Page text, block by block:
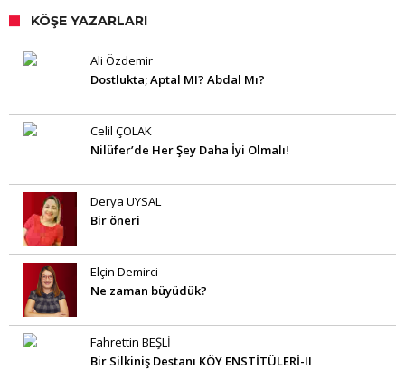
KÖŞE YAZARLARI
Ali Özdemir
Dostlukta; Aptal MI? Abdal Mı?
Celil ÇOLAK
Nilüfer’de Her Şey Daha İyi Olmalı!
Derya UYSAL
Bir öneri
Elçin Demirci
Ne zaman büyüdük?
Fahrettin BEŞLİ
Bir Silkiniş Destanı KÖY ENSTİTÜLERİ-II